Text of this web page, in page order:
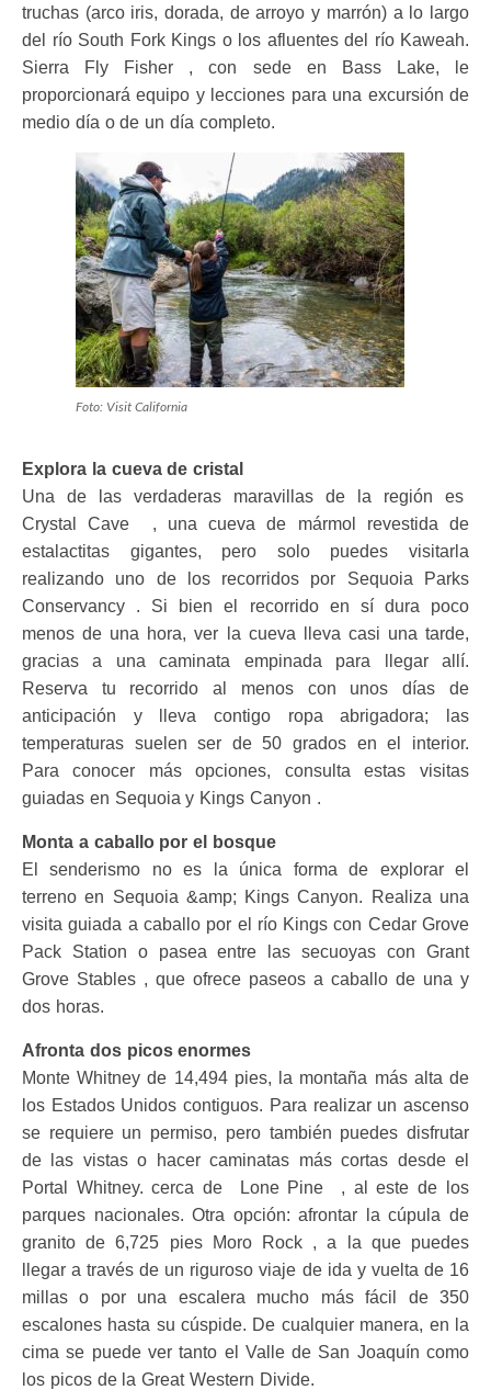
truchas (arco iris, dorada, de arroyo y marrón) a lo largo
del río South Fork Kings o los afluentes del río Kaweah.
Sierra Fly Fisher , con sede en Bass Lake, le
proporcionará equipo y lecciones para una excursión de
medio día o de un día completo.
Foto: Visit California
Explora la cueva de cristal
Una de las verdaderas maravillas de la región es
Crystal Cave , una cueva de mármol revestida de
estalactitas gigantes, pero solo puedes visitarla
realizando uno de los recorridos por Sequoia Parks
Conservancy . Si bien el recorrido en sí dura poco
menos de una hora, ver la cueva lleva casi una tarde,
gracias a una caminata empinada para llegar allí.
Reserva tu recorrido al menos con unos días de
anticipación y lleva contigo ropa abrigadora; las
temperaturas suelen ser de 50 grados en el interior.
Para conocer más opciones, consulta estas visitas
guiadas en Sequoia y Kings Canyon .
Monta a caballo por el bosque
El senderismo no es la única forma de explorar el
terreno en Sequoia &amp; Kings Canyon. Realiza una
visita guiada a caballo por el río Kings con Cedar Grove
Pack Station o pasea entre las secuoyas con Grant
Grove Stables , que ofrece paseos a caballo de una y
dos horas.
Afronta dos picos enormes
Monte Whitney de 14,494 pies, la montaña más alta de
los Estados Unidos contiguos. Para realizar un ascenso
se requiere un permiso, pero también puedes disfrutar
de las vistas o hacer caminatas más cortas desde el
Portal Whitney. cerca de Lone Pine , al este de los
parques nacionales. Otra opción: afrontar la cúpula de
granito de 6,725 pies Moro Rock , a la que puedes
llegar a través de un riguroso viaje de ida y vuelta de 16
millas o por una escalera mucho más fácil de 350
escalones hasta su cúspide. De cualquier manera, en la
cima se puede ver tanto el Valle de San Joaquín como
los picos de la Great Western Divide.